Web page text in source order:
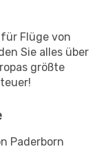
Flüge von
Sie alles über
größte
Paderborn